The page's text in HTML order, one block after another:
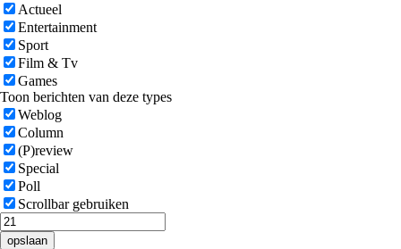
Actueel
Entertainment
Sport
Film & Tv
Games
Toon berichten van deze types
Weblog
Column
(P)review
Special
Poll
Scrollbar gebruiken
opslaan